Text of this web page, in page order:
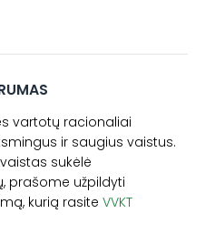
vartotų racionaliai
ir saugius vaistus.
sukėlė
prašome užpildyti
kurią rasite VVKT